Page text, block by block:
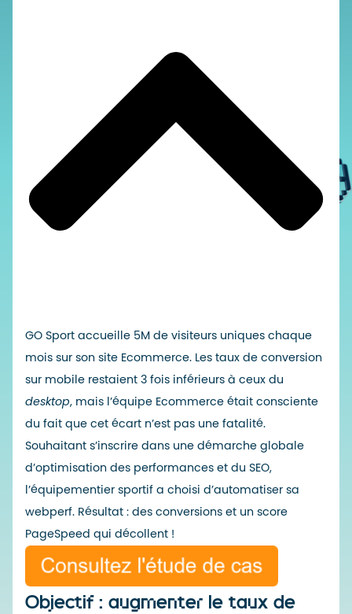
GO Sport accueille 5M de visiteurs uniques chaque
mois sur son site Ecommerce. Les taux de conversion
sur mobile restaient 3 fois inférieurs à ceux du
desktop, mais l’équipe Ecommerce était consciente
du fait que cet écart n’est pas une fatalité.
Souhaitant s’inscrire dans une démarche globale
d’optimisation des performances et du SEO,
l’équipementier sportif a choisi d’automatiser sa
webperf. Résultat : des conversions et un score
PageSpeed qui décollent !
Objectif : augmenter le taux de